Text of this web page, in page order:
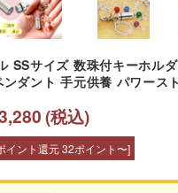
SSサイズ 数珠付キーホル
ダント 手元供養 パワース
い 小さい 天使ママ 赤ちゃん
(税込)
イント還元 32ポイント〜]